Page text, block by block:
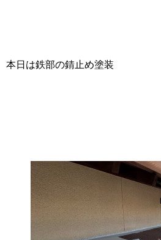
本日は鉄部の錆止め塗装